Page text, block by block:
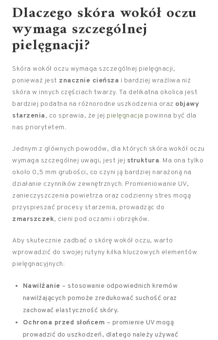
Dlaczego skóra wokół oczu
wymaga szczególnej
pielęgnacji?
Skóra wokół oczu wymaga szczególnej pielęgnacji,
ponieważ jest znacznie cieńsza i bardziej wrażliwa niż
skóra w innych częściach twarzy. Ta delikatna okolica jest
bardziej podatna na różnorodne uszkodzenia oraz objawy
starzenia, co sprawia, że jej pielęgnacja powinna być dla
nas priorytetem.
Jednym z głównych powodów, dla których skóra wokół oczu
wymaga szczególnej uwagi, jest jej struktura. Ma ona tylko
około 0,5 mm grubości, co czyni ją bardziej narażoną na
działanie czynników zewnętrznych. Promieniowanie UV,
zanieczyszczenia powietrza oraz codzienny stres mogą
przyspieszać procesy starzenia, prowadząc do
zmarszczek, cieni pod oczami i obrzęków.
Aby skutecznie zadbać o skórę wokół oczu, warto
wprowadzić do swojej rutyny kilka kluczowych elementów
pielęgnacyjnych:
Nawilżanie – stosowanie odpowiednich kremów
nawilżających pomoże zredukować suchość oraz
zachować elastyczność skóry.
Ochrona przed słońcem – promienie UV mogą
prowadzić do uszkodzeń, dlatego należy używać